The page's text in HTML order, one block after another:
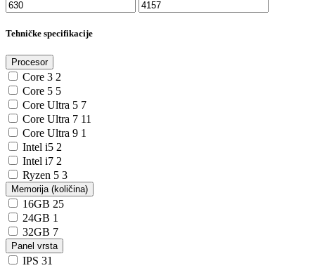
Tehničke specifikacije
Procesor
Core 3 2
Core 5 5
Core Ultra 5 7
Core Ultra 7 11
Core Ultra 9 1
Intel i5 2
Intel i7 2
Ryzen 5 3
Memorija (količina)
16GB 25
24GB 1
32GB 7
Panel vrsta
IPS 31